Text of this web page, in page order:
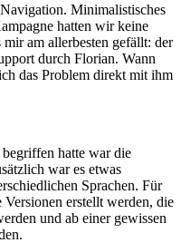
Minimalistisches
hatten wir keine
mir am allerbesten gefällt: der
durch Florian. Wann
das Problem direkt mit ihm
hatte war die
war es etwas
Sprachen. Für
Versionen erstellt werden, die
und ab einer gewissen